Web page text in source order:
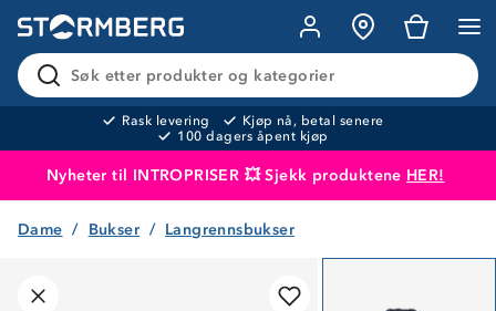
Søk etter produkter og kategorier
Rask levering
Kjøp nå, betal senere
100 dagers åpent kjøp
Nyheter til INTROPRISER 💥 Sjekk produktene HER!
Produktet er lagt i handlekurven
Dame Bukser Langrennsbukser